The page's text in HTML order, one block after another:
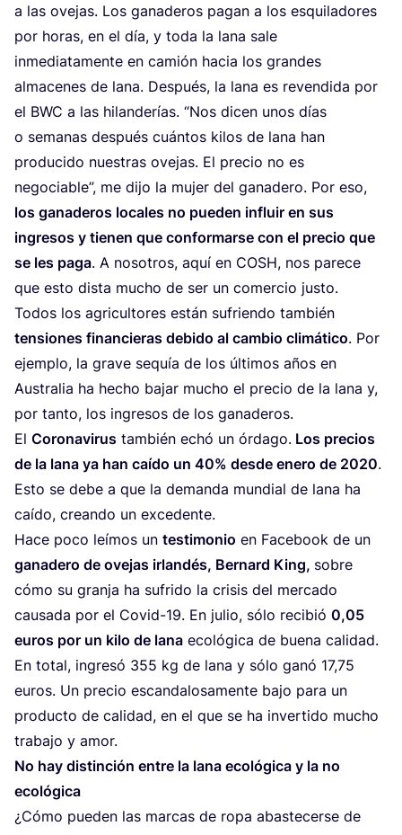
a las ove­jas. Los gana­de­ros pagan a los esqui­la­do­res
por horas, en el día, y toda la lana sale
inme­dia­ta­men­te en camión hacia los gran­des
alma­ce­nes de lana. Des­pués, la lana es reven­di­da por
el BWC a las hilan­de­rías. “Nos dicen unos días
o sema­nas des­pués cuán­tos kilos de lana han
pro­du­ci­do nues­tras ove­jas. El pre­cio no es
nego­cia­ble”, me dijo la mujer del gana­de­ro. Por eso,
los gana­de­ros loca­les no pue­den influir en sus
ingre­sos y tie­nen que con­for­mar­se con el pre­cio que
se les paga. A noso­tros, aquí en COSH, nos pare­ce
que esto dis­ta mucho de ser un comer­cio justo.
Todos los agri­cul­to­res están sufrien­do tam­bién
ten­sio­nes finan­cie­ras debi­do al cam­bio cli­má­ti­co. Por
ejem­plo, la gra­ve sequía de los últi­mos años en
Aus­tra­lia ha hecho bajar mucho el pre­cio de la lana y,
por tan­to, los ingre­sos de los ganaderos.
El Coro­na­vi­rus tam­bién echó un órda­go. Los pre­cios
de la lana ya han caí­do un 40% des­de enero de 2020.
Esto se debe a que la deman­da mun­dial de lana ha
caí­do, crean­do un excedente.
Hace poco leí­mos un tes­ti­mo­nio en Face­book de un
gana­de­ro de ove­jas irlan­dés, Ber­nard King, sobre
cómo su gran­ja ha sufri­do la cri­sis del mer­ca­do
cau­sa­da por el Covid-19. En julio, sólo reci­bió 0,05
euros por un kilo de lana eco­ló­gi­ca de bue­na cali­dad.
En total, ingre­só 355 kg de lana y sólo ganó 17,75
euros. Un pre­cio escan­da­lo­sa­men­te bajo para un
pro­duc­to de cali­dad, en el que se ha inver­ti­do mucho
tra­ba­jo y amor.
No hay dis­tin­ción entre la lana eco­ló­gi­ca y la no
ecológica
¿Cómo pue­den las mar­cas de ropa abas­te­cer­se de